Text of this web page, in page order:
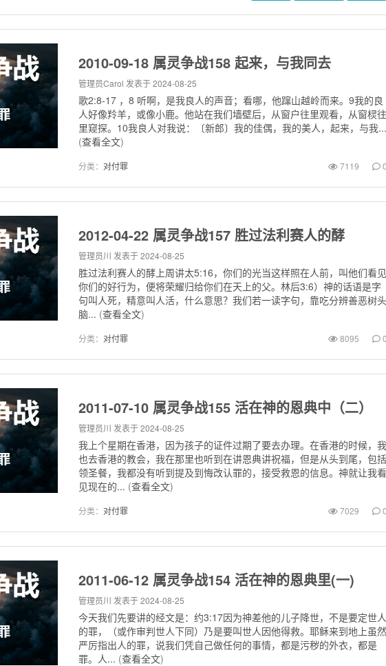
2010-09-18 属灵争战158 起来，与我同去
管理员Carol 发表于 2024-08-25
歌2:8-17 ，8 听啊，是我良人的声音；看哪，他蹿山越岭而来。9我的良
人好像羚羊，或像小鹿。他站在我们墙壁后，从窗户往里观看，从窗棂往
里窥探。10我良人对我说：〔新郎〕我的佳偶，我的美人，起来，与我...
(查看全文)
分类：对付罪 7119 0
2012-04-22 属灵争战157 胜过法利赛人的酵
管理员川 发表于 2024-08-25
胜过法利赛人的酵上周讲太5:16，你们的光当这样照在人前，叫他们看见
你们的好行为，便将荣耀归给你们在天上的父。林后3:6）神的话语是字
句叫人死，精意叫人活，什么意思？我们若一读字句，靠吃分辨善恶树头
脑... (查看全文)
分类：对付罪 8095 0
2011-07-10 属灵争战155 活在神的恩典中（二）
管理员川 发表于 2024-08-25
我上个星期在香港，因为孩子的证件过期了要去办理。在香港的时候，我
也去香港的教会，我在那里也听到在讲恩典讲祝福，但是从头到尾，包括
领圣餐，我都没有听到提及到悔改认罪的，接受救恩的信息。神就让我看
见现在的... (查看全文)
分类：对付罪 7029 0
2011-06-12 属灵争战154 活在神的恩典里(一)
管理员川 发表于 2024-08-25
今天我们先要讲的经文是：约3:17因为神差他的儿子降世，不是要定世人
的罪，（或作审判世人下同）乃是要叫世人因他得救。耶稣来到地上虽然
严厉指出人的罪，说我们凭自己做任何的事情，都是污秽的外衣，都是
罪。人... (查看全文)